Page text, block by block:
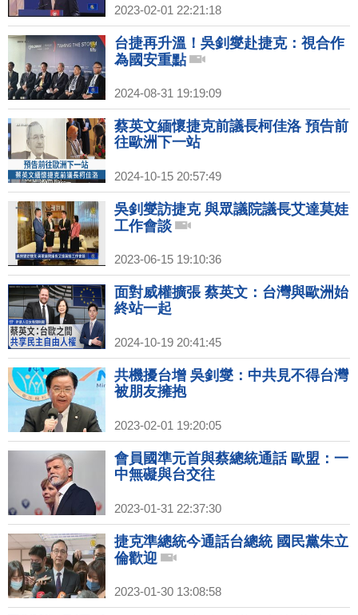
2023-02-01 22:21:18
台捷再升溫！吳釗燮赴捷克：視合作
為國安重點
2024-08-31 19:19:09
蔡英文緬懷捷克前議長柯佳洛 預告前
往歐洲下一站
2024-10-15 20:57:49
吳釗燮訪捷克 與眾議院議長艾達莫娃
工作會談
2023-06-15 19:10:36
面對威權擴張 蔡英文：台灣與歐洲始
終站一起
2024-10-19 20:41:45
共機擾台增 吳釗燮：中共見不得台灣
被朋友擁抱
2023-02-01 19:20:05
會員國準元首與蔡總統通話 歐盟：一
中無礙與台交往
2023-01-31 22:37:30
捷克準總統今通話台總統 國民黨朱立
倫歡迎
2023-01-30 13:08:58